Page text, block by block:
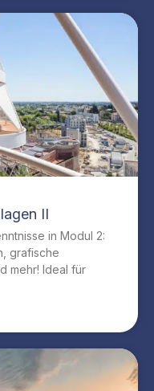
II
in Modul 2:
grafische
mehr! Ideal für